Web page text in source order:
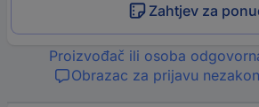
Zahtjev za
Proizvođač ili osoba
Obrazac za prijavu